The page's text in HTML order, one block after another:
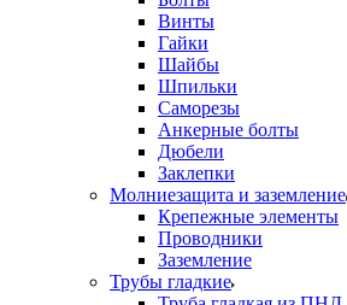
Винты
Гайки
Шайбы
Шпильки
Саморезы
Анкерные болты
Дюбели
Заклепки
Молниезащита и заземление
Крепежные элементы
Проводники
Заземление
Трубы гладкие